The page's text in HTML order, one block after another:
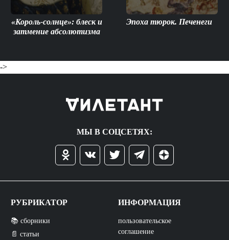
«Король-солнце»: блеск и
затмение абсолютизма
Эпоха тюрок. Печенеги
->
МЫ В СОЦСЕТЯХ:
РУБРИКАТОР
📚 сборники
📄 статьи
ИНФОРМАЦИЯ
пользовательское
соглашение